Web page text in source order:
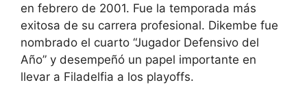
en febrero de 2001. Fue la temporada más
exitosa de su carrera profesional. Dikembe fue
nombrado el cuarto “Jugador Defensivo del
Año” y desempeñó un papel importante en
llevar a Filadelfia a los playoffs.